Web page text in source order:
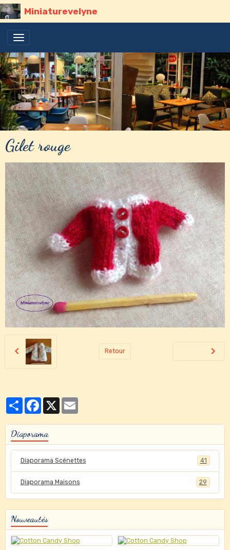
Miniaturevelyne
Gilet rouge
Retour
PartagerFacebook
X
Diaporama
Diaporama Scénettes 41
Diaporama Maisons 29
Nouveautés